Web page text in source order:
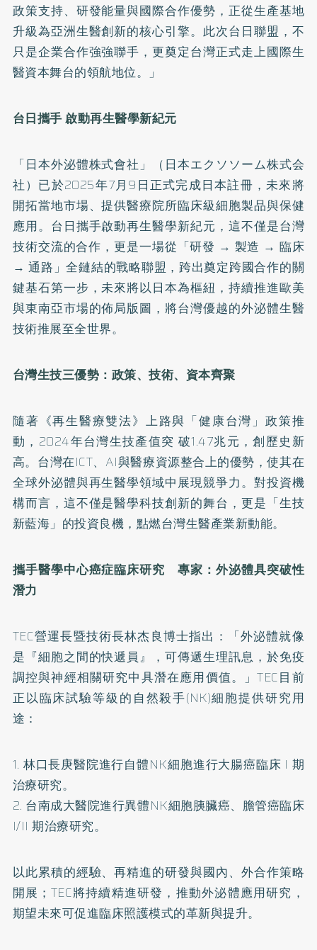
政策支持、研發能量與國際合作優勢，正從生產基地
升級為亞洲生醫創新的核心引擎。此次台日聯盟，不
只是企業合作強強聯手，更奠定台灣正式走上國際生
醫資本舞台的領航地位。」
台日攜手 啟動再生醫學新紀元
「日本外泌體株式會社」（日本エクソソーム株式会
社）已於2025年7月9日正式完成日本註冊，未來將
開拓當地市場、提供醫療院所臨床級細胞製品與保健
應用。台日攜手啟動再生醫學新紀元，這不僅是台灣
技術交流的合作，更是一場從「研發 → 製造 → 臨床
→ 通路」全鏈結的戰略聯盟，跨出奠定跨國合作的關
鍵基石第一步，未來將以日本為樞紐，持續推進歐美
與東南亞市場的佈局版圖，將台灣優越的外泌體生醫
技術推展至全世界。
台灣生技三優勢：政策、技術、資本齊聚
隨著《再生醫療雙法》上路與「健康台灣」政策推
動，2024年台灣生技產值突 破1.47兆元，創歷史新
高。台灣在ICT、AI與醫療資源整合上的優勢，使其在
全球外泌體與再生醫學領域中展現競爭力。對投資機
構而言，這不僅是醫學科技創新的舞台，更是「生技
新藍海」的投資良機，點燃台灣生醫產業新動能。
攜手醫學中心癌症臨床研究 專家：外泌體具突破性
潛力
TEC營運長暨技術長林杰良博士指出：「外泌體就像
是『細胞之間的快遞員』，可傳遞生理訊息，於免疫
調控與神經相關研究中具潛在應用價值。」TEC目前
正以臨床試驗等級的自然殺手(NK)細胞提供研究用
途：
1. 林口長庚醫院進行自體NK細胞進行大腸癌臨床 I 期
治療研究。
2. 台南成大醫院進行異體NK細胞胰臟癌、膽管癌臨床
I/II 期治療研究。
以此累積的經驗、再精進的研發與國內、外合作策略
開展；TEC將持續精進研發，推動外泌體應用研究，
期望未來可促進臨床照護模式的革新與提升。